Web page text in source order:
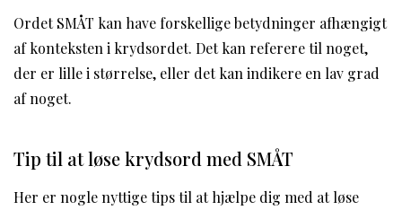
Ordet SMÅT kan have forskellige betydninger afhængigt
af konteksten i krydsordet. Det kan referere til noget,
der er lille i størrelse, eller det kan indikere en lav grad
af noget.
Tip til at løse krydsord med SMÅT
Her er nogle nyttige tips til at hjælpe dig med at løse